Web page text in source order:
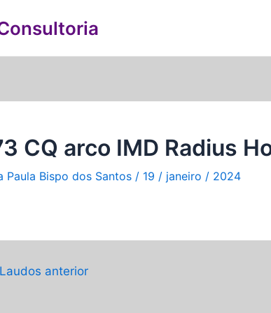
CQ arco IMD Radius
Paula Bispo dos Santos / 19 / janeiro / 2024
Laudos anterior